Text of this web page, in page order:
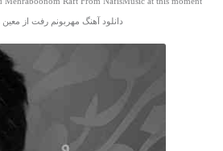
دانلود آهنگ مهربونم رفت از معین راهبر با 2 کیفیت 128 و 320